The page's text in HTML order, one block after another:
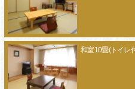
和室10畳(トイレ